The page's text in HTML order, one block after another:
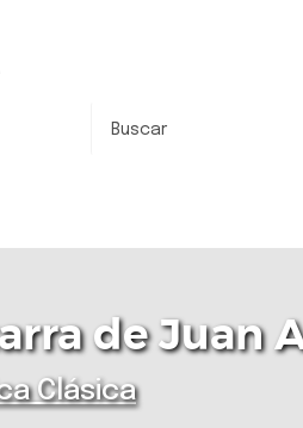
de Juan
Clásica